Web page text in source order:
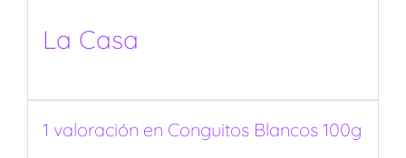
La Casa
1 valoración en Conguitos Blancos 100g